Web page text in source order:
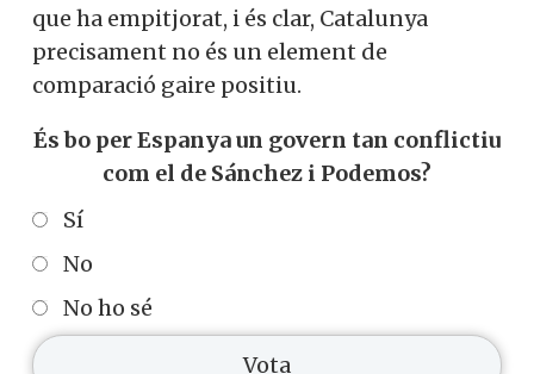
que ha empitjorat, i és clar, Catalunya
precisament no és un element de
comparació gaire positiu.
És bo per Espanya un govern tan conflictiu
com el de Sánchez i Podemos?
Sí
No
No ho sé